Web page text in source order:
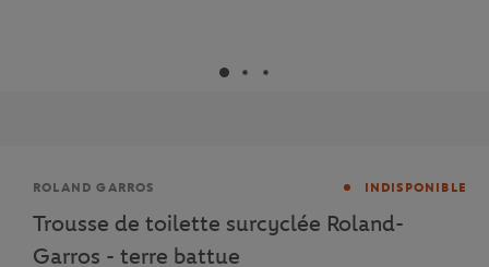
Marque
ROLAND GARROS INDISPONIBLE
Trousse de toilette surcyclée Roland-
Garros - terre battue